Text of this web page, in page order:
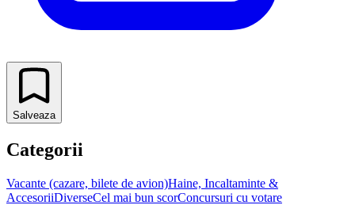
Salveaza
Categorii
Vacante (cazare, bilete de avion)Haine, Incaltaminte &
AccesoriiDiverseCel mai bun scorConcursuri cu votare